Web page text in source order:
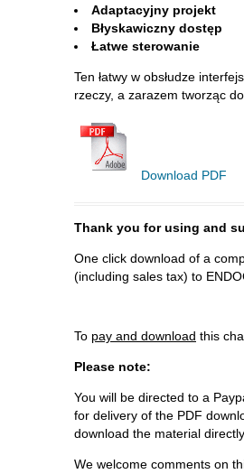
Adaptacyjny projekt
Błyskawiczny dostęp
Łatwe sterowanie
Ten łatwy w obsłudze
rzeczy, a zarazem tworząc
Download PDF
Thank you for using and
One click download of a
(including sales tax) to
To pay and download this
Please note:
You will be directed to a
for delivery of the PDF
download the material
We welcome comments on